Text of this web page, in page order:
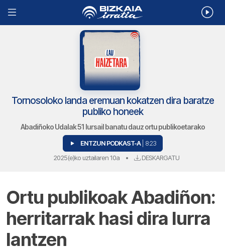
Tornosoloko landa eremuan kokatzen dira baratze
publiko honeek
Abadiñoko Udalak 51 lursail banatu dauz ortu publikoetarako
ENTZUN PODKAST-A | 8:23
2025(e)ko uztailaren 10a • DESKARGATU
Ortu publikoak Abadiñon:
herritarrak hasi dira lurra
lantzen